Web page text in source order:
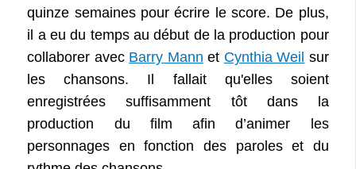
quinze semaines pour écrire le score. De plus,
il a eu du temps au début de la production pour
collaborer avec Barry Mann et Cynthia Weil sur
les chansons. Il fallait qu'elles soient
enregistrées suffisamment tôt dans la
production du film afin d’animer les
personnages en fonction des paroles et du